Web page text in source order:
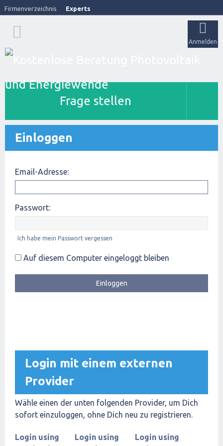
Firmenverzeichnis Experts
Anmelden
Frage stellen
Einloggen
Email-Adresse:
Passwort:
Ich habe mein Passwort vergessen
Auf diesem Computer eingeloggt bleiben
Login mit einem externen
Provider
Wähle einen der unten folgenden Provider, um Dich
sofort einzuloggen, ohne Dich neu zu registrieren.
Login using
Login using
Login using